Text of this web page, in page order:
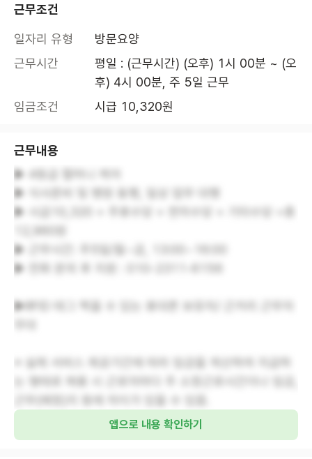
근무조건
일자리 유형
방문요양
근무시간
평일 : (근무시간) (오후) 1시 00분 ~ (오
후) 4시 00분, 주 5일 근무
임금조건
시급 10,320원
근무내용
▶ 4등급 할머니 케어
▶ 식사준비 및 병원 동행, 일상 업무 대행
▶ 시급10,320 + 주휴수당 + 연차수당 + 기타수당 =총
▶ 근무시간: 주5일/월~금, 13:00~16:00
▶ 전화 문의 후 지원 : 010-2311-6156
▶RFID 태그 찍을 수 있는 휴대폰 보유자/ 근거리 근무자
※ 실제 서비스 제공기간에 따라 임금을 계산하여 지급하
앱으로 내용 확인하기